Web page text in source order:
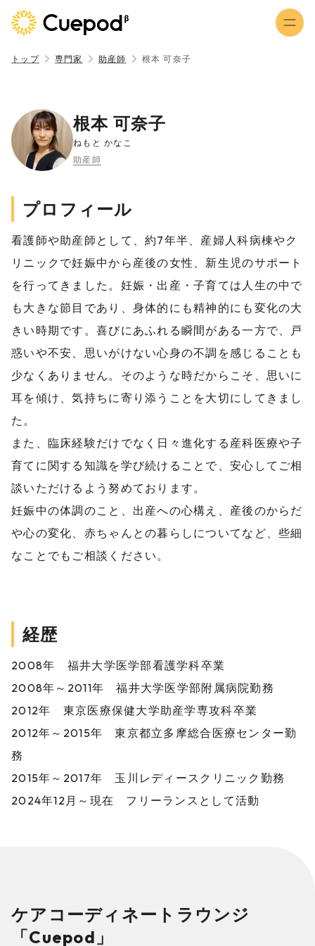
トップ 専門家 助産師 根本 可奈子
根本 可奈子
ねもと かなこ
助産師
プロフィール
看護師や助産師として、約7年半、産婦人科病棟やク
リニックで妊娠中から産後の女性、新生児のサポート
を行ってきました。妊娠・出産・子育ては人生の中で
も大きな節目であり、身体的にも精神的にも変化の大
きい時期です。喜びにあふれる瞬間がある一方で、戸
惑いや不安、思いがけない心身の不調を感じることも
少なくありません。そのような時だからこそ、思いに
耳を傾け、気持ちに寄り添うことを大切にしてきまし
た。
また、臨床経験だけでなく日々進化する産科医療や子
育てに関する知識を学び続けることで、安心してご相
談いただけるよう努めております。
妊娠中の体調のこと、出産への心構え、産後のからだ
や心の変化、赤ちゃんとの暮らしについてなど、些細
なことでもご相談ください。
経歴
2008年 福井大学医学部看護学科卒業
2008年～2011年 福井大学医学部附属病院勤務
2012年 東京医療保健大学助産学専攻科卒業
2012年～2015年 東京都立多摩総合医療センター勤
務
2015年～2017年 玉川レディースクリニック勤務
2024年12月～現在 フリーランスとして活動
ケアコーディネートラウンジ
「Cuepod」